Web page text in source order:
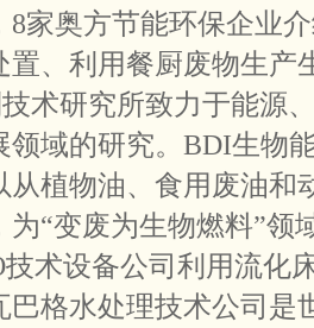
家奥方节能环保企业
置、利用餐厨废物生产
术研究所致力于能源
领域的研究。BDI生物
从植物油、食用废油和
为“变废为生物燃料”领
术设备公司利用流化
巴格水处理技术公司是